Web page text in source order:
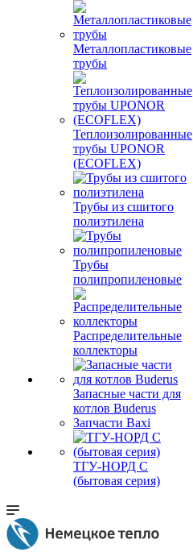
Металлопластиковые
трубы
Теплоизолированные
трубы UPONOR
(ECOFLEX)
Трубы из сшитого
полиэтилена
Трубы
полипропиленовые
Распределительные
коллекторы
Запасные части для
котлов Buderus
Запчасти Baxi
ТГУ-НОРД С
(бытовая серия)